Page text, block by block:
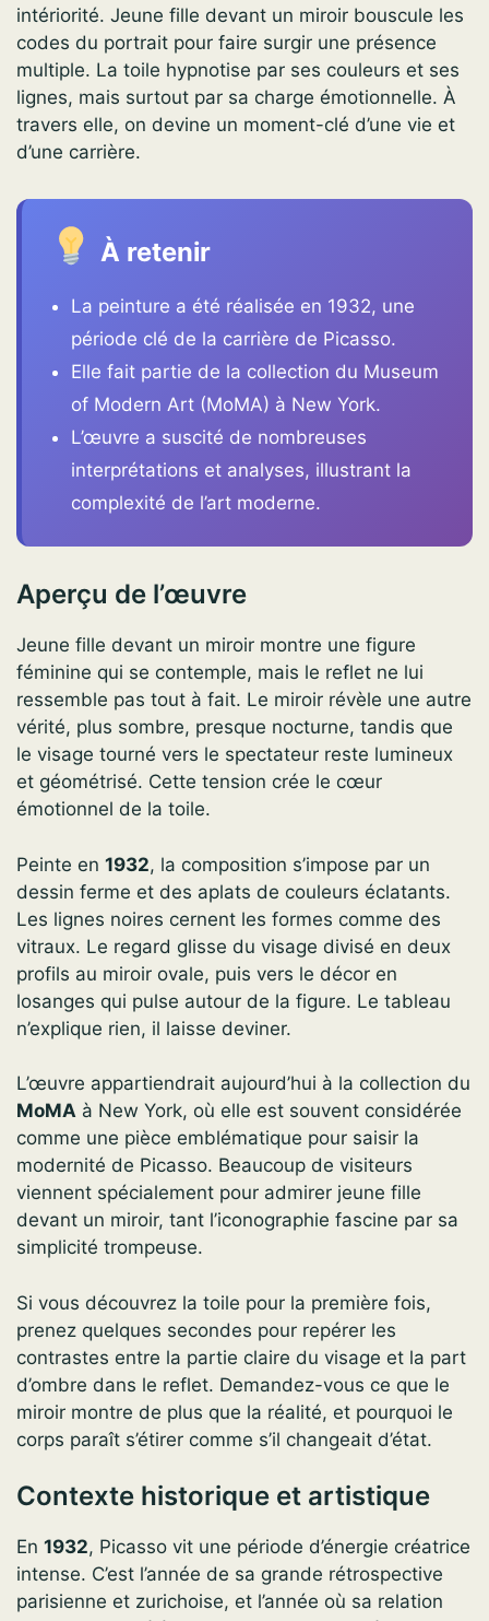
intériorité. Jeune fille devant un miroir bouscule les
codes du portrait pour faire surgir une présence
multiple. La toile hypnotise par ses couleurs et ses
lignes, mais surtout par sa charge émotionnelle. À
travers elle, on devine un moment-clé d’une vie et
d’une carrière.
À retenir
La peinture a été réalisée en 1932, une
période clé de la carrière de Picasso.
Elle fait partie de la collection du Museum
of Modern Art (MoMA) à New York.
L’œuvre a suscité de nombreuses
interprétations et analyses, illustrant la
complexité de l’art moderne.
Aperçu de l’œuvre
Jeune fille devant un miroir montre une figure
féminine qui se contemple, mais le reflet ne lui
ressemble pas tout à fait. Le miroir révèle une autre
vérité, plus sombre, presque nocturne, tandis que
le visage tourné vers le spectateur reste lumineux
et géométrisé. Cette tension crée le cœur
émotionnel de la toile.
Peinte en 1932, la composition s’impose par un
dessin ferme et des aplats de couleurs éclatants.
Les lignes noires cernent les formes comme des
vitraux. Le regard glisse du visage divisé en deux
profils au miroir ovale, puis vers le décor en
losanges qui pulse autour de la figure. Le tableau
n’explique rien, il laisse deviner.
L’œuvre appartiendrait aujourd’hui à la collection du
MoMA à New York, où elle est souvent considérée
comme une pièce emblématique pour saisir la
modernité de Picasso. Beaucoup de visiteurs
viennent spécialement pour admirer jeune fille
devant un miroir, tant l’iconographie fascine par sa
simplicité trompeuse.
Si vous découvrez la toile pour la première fois,
prenez quelques secondes pour repérer les
contrastes entre la partie claire du visage et la part
d’ombre dans le reflet. Demandez-vous ce que le
miroir montre de plus que la réalité, et pourquoi le
corps paraît s’étirer comme s’il changeait d’état.
Contexte historique et artistique
En 1932, Picasso vit une période d’énergie créatrice
intense. C’est l’année de sa grande rétrospective
parisienne et zurichoise, et l’année où sa relation